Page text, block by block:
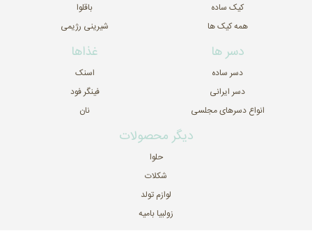
کیک ساده
همه کیک ها
باقلوا
شیرینی رژیمی
دسر ها
دسر ساده
دسر ایرانی
انواع دسرهای مجلسی
غذاها
اسنک
فینگر فود
نان
دیگر محصولات
حلوا
شکلات
لوازم تولد
زولبیا بامیه